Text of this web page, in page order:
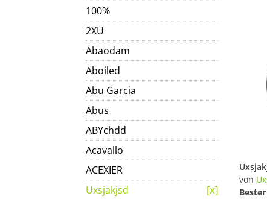
100%
2XU
Abaodam
Aboiled
Abu Garcia
Abus
ABYchdd
Acavallo
ACEXIER
Uxsjakjsd
von